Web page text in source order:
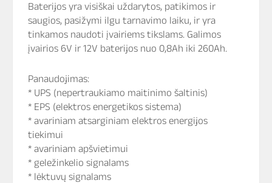
Baterijos yra visiškai uždarytos, patikimos ir
saugios, pasižymi ilgu tarnavimo laiku, ir yra
tinkamos naudoti įvairiems tikslams. Galimos
įvairios 6V ir 12V baterijos nuo 0,8Ah iki 260Ah.
Panaudojimas:
* UPS (nepertraukiamo maitinimo šaltinis)
* EPS (elektros energetikos sistema)
* avariniam atsarginiam elektros energijos
tiekimui
* avariniam apšvietimui
* geležinkelio signalams
* lėktuvų signalams